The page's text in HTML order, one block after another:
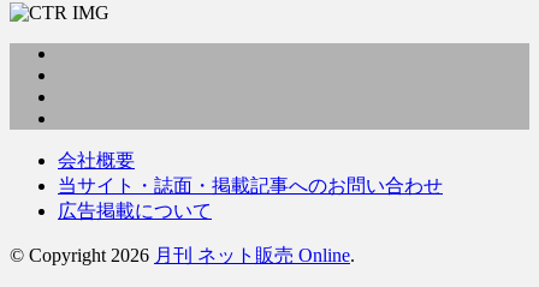
会社概要
当サイト・誌面・掲載記事へのお問い合わせ
広告掲載について
© Copyright 2026 月刊 ネット販売 Online.